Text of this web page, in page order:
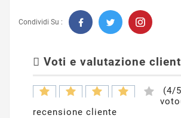
Condividi Su :
Voti e valutazione
(4/5
recensione cliente